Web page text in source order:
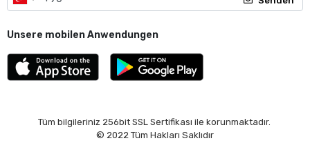
Unsere mobilen Anwendungen
Tüm bilgileriniz 256bit SSL Sertifikası ile korunmaktadır.
© 2022 Tüm Hakları Saklıdır